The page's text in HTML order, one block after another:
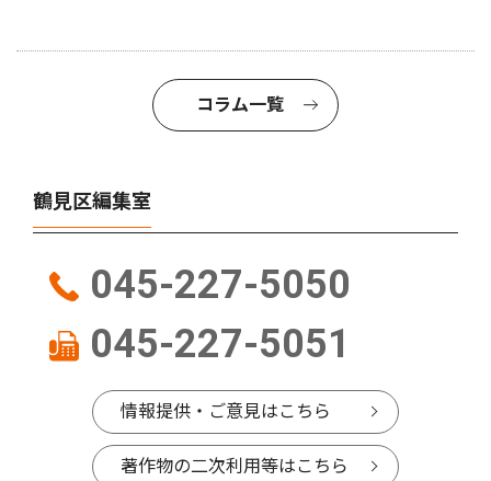
コラム一覧
鶴見区編集室
045-227-5050
045-227-5051
情報提供・ご意見はこちら
著作物の二次利用等はこちら